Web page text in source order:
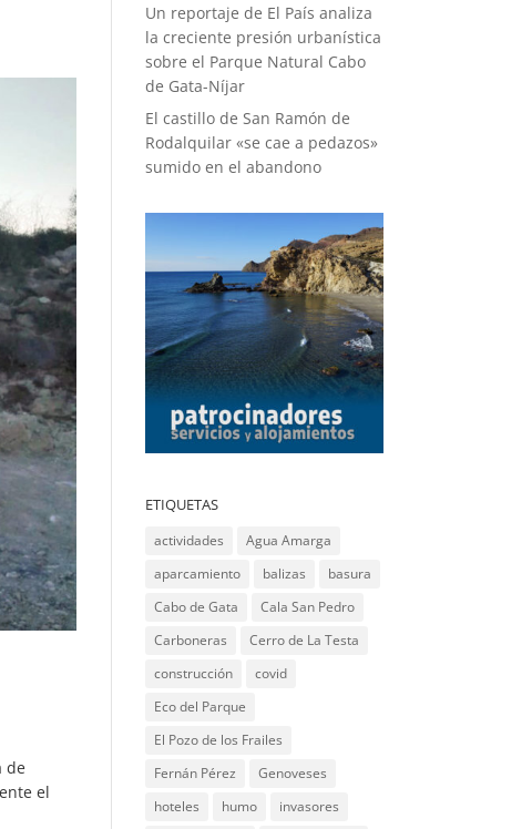
de
el
Un reportaje de El País analiza
la creciente presión urbanística
sobre el Parque Natural Cabo
de Gata-Níjar
El castillo de San Ramón de
Rodalquilar «se cae a pedazos»
sumido en el abandono
ETIQUETAS
actividades
Agua Amarga
aparcamiento
balizas
basura
Cabo de Gata
Cala San Pedro
Carboneras
Cerro de La Testa
construcción
covid
Eco del Parque
El Pozo de los Frailes
Fernán Pérez
Genoveses
hoteles
humo
invasores